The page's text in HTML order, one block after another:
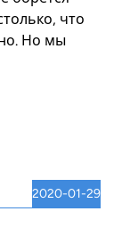
что
Но мы
2020-01-29